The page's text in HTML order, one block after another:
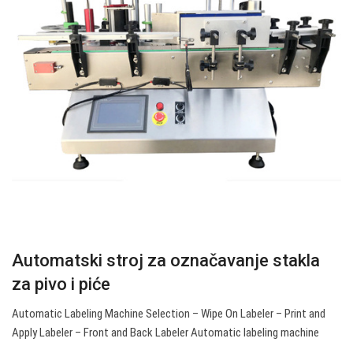
Automatski stroj za označavanje stakla
za pivo i piće
Automatic Labeling Machine Selection – Wipe On Labeler – Print and
Apply Labeler – Front and Back Labeler Automatic labeling machine